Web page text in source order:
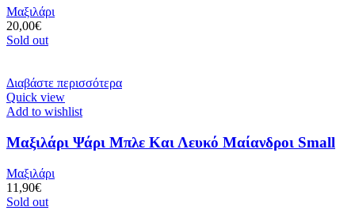
Μαξιλάρι
20,00€
Sold out
Διαβάστε περισσότερα
Quick view
Add to wishlist
Μαξιλάρι Ψάρι Μπλε Και Λευκό Μαίανδροι Small
Μαξιλάρι
11,90€
Sold out